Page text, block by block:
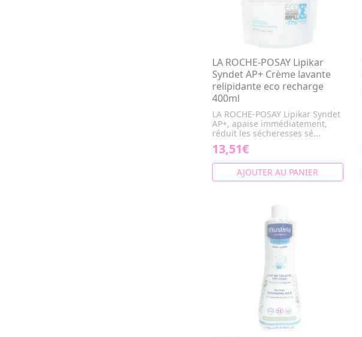
LA ROCHE-POSAY Lipikar
Syndet AP+ Crème lavante
relipidante eco recharge
400ml
LA ROCHE-POSAY Lipikar Syndet
AP+, apaise immédiatement,
réduit les sécheresses sé...
13,51€
AJOUTER AU PANIER